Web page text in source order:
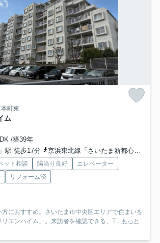
町東
ム
/築39年
駅 徒歩17分
京浜東北線「さいたま新都心」駅 徒歩22分
ット相談 陽当り良好
エレベーター
リフォーム済
におすすめ。さいたま市中央区エリアで住まいを
エンハイム」。来訪者を確認できる、T... もっと